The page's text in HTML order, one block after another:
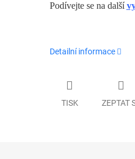
Podívejte se na další
Detailní informace
TISK ZEPTAT